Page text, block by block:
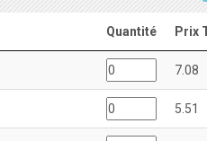
Quantité Prix
7.08
5.51